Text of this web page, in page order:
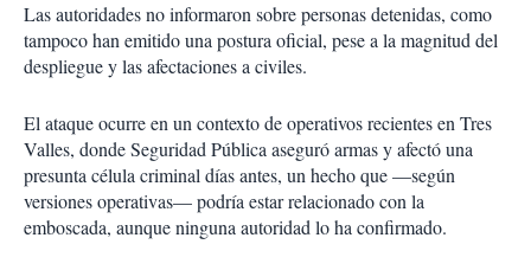
Las autoridades no informaron sobre personas detenidas, como
tampoco han emitido una postura oficial, pese a la magnitud del
despliegue y las afectaciones a civiles.
El ataque ocurre en un contexto de operativos recientes en Tres
Valles, donde Seguridad Pública aseguró armas y afectó una
presunta célula criminal días antes, un hecho que —según
versiones operativas— podría estar relacionado con la
emboscada, aunque ninguna autoridad lo ha confirmado.